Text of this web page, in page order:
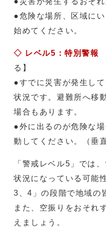
●危険な場所、区域に
始めてください。
◇ レベル5：特別警報
る】
●すでに災害が発生し
状況です。避難所へ移
場合もあります。
●外に出るのが危険な
動してください。（垂
「警戒レベル5」では
状況になっている可能
3、4」の段階で地域の
また、空振りをおそれ
えましょう。